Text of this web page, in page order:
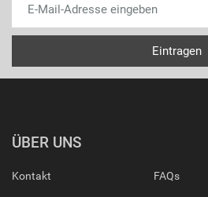
ÜBER UNS
Kontakt FAQs